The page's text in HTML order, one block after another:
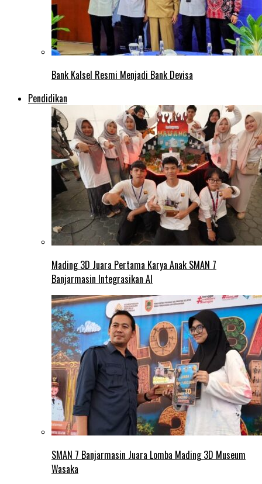
Bank Kalsel Resmi Menjadi Bank Devisa
Pendidikan
Mading 3D Juara Pertama Karya Anak SMAN 7
Banjarmasin Integrasikan AI
SMAN 7 Banjarmasin Juara Lomba Mading 3D Museum
Wasaka